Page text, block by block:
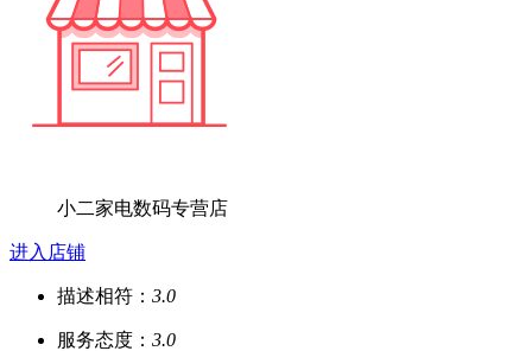
小二家电数码专营店
进入店铺
描述相符： 3.0
服务态度： 3.0